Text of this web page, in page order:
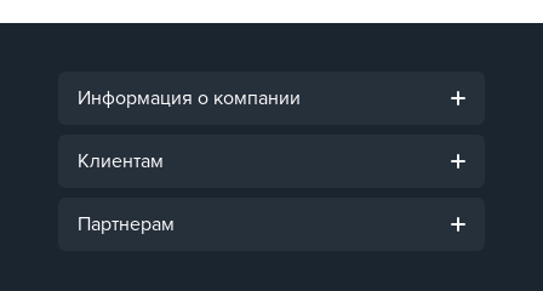
Информация о компании
Клиентам
Партнерам